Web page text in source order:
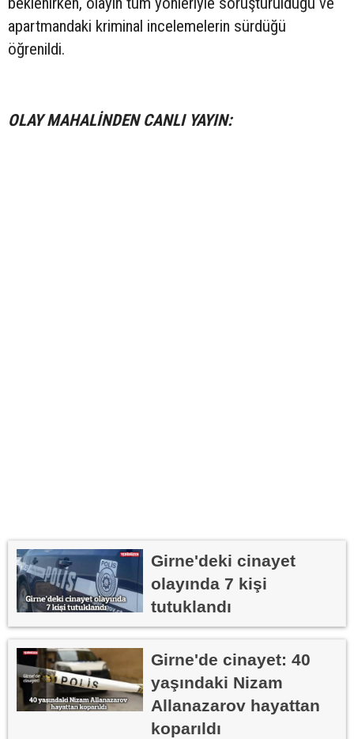
apartmandaki kriminal incelemelerin sürdüğü
öğrenildi.
OLAY MAHALİNDEN CANLI YAYIN:
Girne'deki cinayet
olayında 7 kişi
tutuklandı
Girne'de cinayet: 40
yaşındaki Nizam
Allanazarov hayattan
koparıldı